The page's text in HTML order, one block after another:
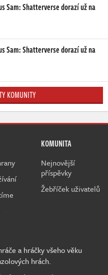
Sam: Shatterverse dorazí už na
Sam: Shatterverse dorazí už na
KOMUNITY
KOMUNITA
Nejnovější
příspěvky
Žebříček uživatelů
a hráčky všeho věku
hrách.